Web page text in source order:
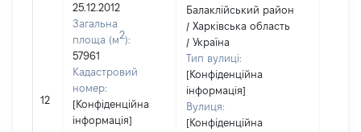
12
25.12.2012
Загальна
площа (м2):
57961
Кадастровий
номер:
[Конфіденційна
інформація]
Балаклійський район
/ Харківська область
/ Україна
Тип вулиці:
[Конфіденційна
інформація]
Вулиця:
[Конфіденційна